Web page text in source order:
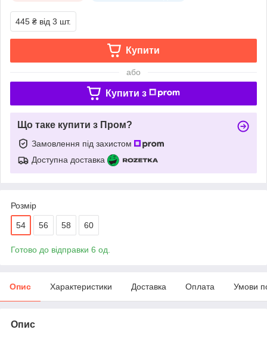
445 ₴ від 3 шт.
Купити
або
Купити з
Що таке купити з Пром?
Замовлення під захистом
Доступна доставка
Розмір
54 56 58 60
Готово до відправки 6 од.
Опис Характеристики Доставка Оплата Умови
Опис